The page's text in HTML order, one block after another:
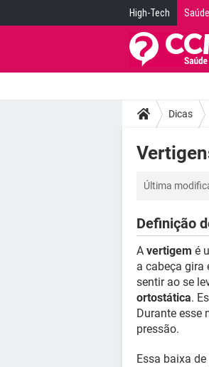
High-Tech Saúde
Dicas
Última
Definição
A vertigem é
a cabeça gira
sentir ao se
ortostática.
Durante esse
pressão.
Essa baixa